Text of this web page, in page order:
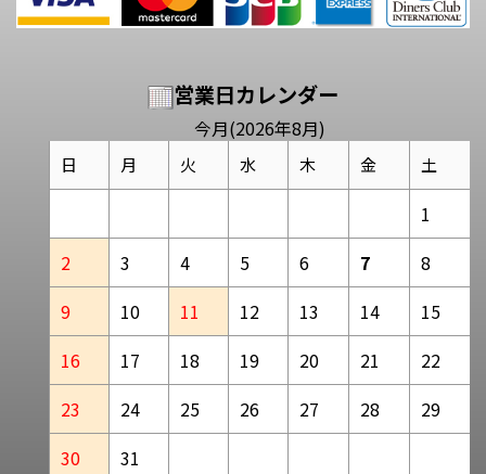
営業日カレンダー
今月(2026年8月)
日 月 火 水 木 金 土
1
2
3 4 5 6 7
8
9
10 11 12 13 14
15
16
17 18 19 20 21
22
23
24 25 26 27 28
29
30
31